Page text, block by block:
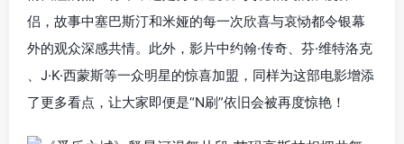
侣，故事中塞巴斯汀和米娅的每一次欣喜与哀恸都令银幕
外的观众深感共情。此外，影片中约翰·传奇、芬·维特洛克
、J·K·西蒙斯等一众明星的惊喜加盟，同样为这部电影增添
了更多看点，让大家即便是“N刷”依旧会被再度惊艳！